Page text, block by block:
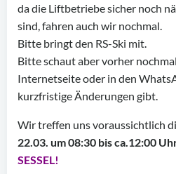
da die Liftbetriebe sicher noch
sind, fahren auch wir nochmal.
Bitte bringt den RS-Ski mit.
Bitte schaut aber vorher
Internetseite oder in den
kurzfristige Änderungen gibt.
Wir treffen uns voraussichtlich
22.03. um 08:30 bis ca.12:00
SESSEL!